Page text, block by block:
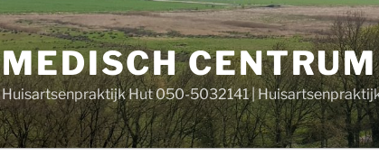
MEDISCH
Huisartsenpraktijk Hut 050-5032141 |